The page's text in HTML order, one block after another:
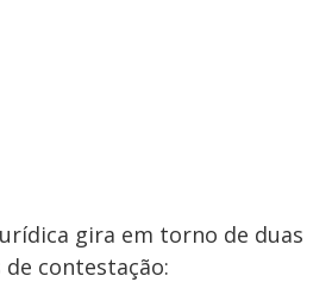
gira em torno de duas
contestação: